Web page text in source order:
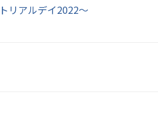
リアルデイ2022～